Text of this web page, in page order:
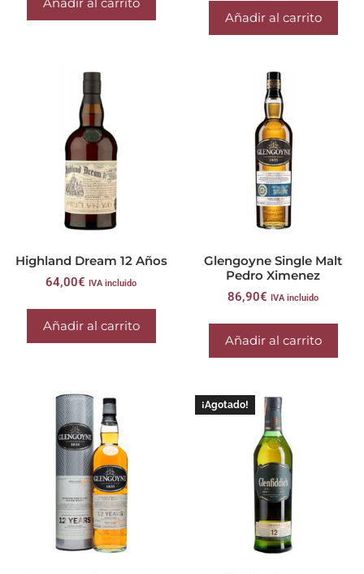
Añadir al carrito
Highland Dream 12 Años
64,00€ IVA incluido
Añadir al carrito
Glengoyne Single Malt
Pedro Ximenez
86,90€ IVA incluido
Añadir al carrito
¡Agotado!